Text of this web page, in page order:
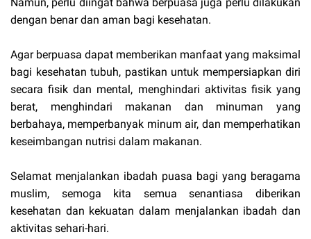
dengan benar dan aman bagi kesehatan.
Agar berpuasa dapat memberikan manfaat yang maksimal
bagi kesehatan tubuh, pastikan untuk mempersiapkan diri
secara fisik dan mental, menghindari aktivitas fisik yang
berat, menghindari makanan dan minuman yang
berbahaya, memperbanyak minum air, dan memperhatikan
keseimbangan nutrisi dalam makanan.
Selamat menjalankan ibadah puasa bagi yang beragama
muslim, semoga kita semua senantiasa diberikan
kesehatan dan kekuatan dalam menjalankan ibadah dan
aktivitas sehari-hari.